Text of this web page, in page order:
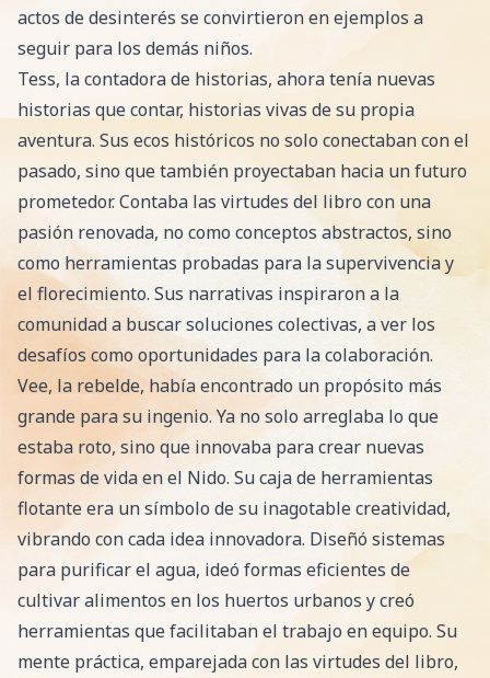
actos de desinterés se convirtieron en ejemplos a
seguir para los demás niños.
Tess, la contadora de historias, ahora tenía nuevas
historias que contar, historias vivas de su propia
aventura. Sus ecos históricos no solo conectaban con el
pasado, sino que también proyectaban hacia un futuro
prometedor. Contaba las virtudes del libro con una
pasión renovada, no como conceptos abstractos, sino
como herramientas probadas para la supervivencia y
el florecimiento. Sus narrativas inspiraron a la
comunidad a buscar soluciones colectivas, a ver los
desafíos como oportunidades para la colaboración.
Vee, la rebelde, había encontrado un propósito más
grande para su ingenio. Ya no solo arreglaba lo que
estaba roto, sino que innovaba para crear nuevas
formas de vida en el Nido. Su caja de herramientas
flotante era un símbolo de su inagotable creatividad,
vibrando con cada idea innovadora. Diseñó sistemas
para purificar el agua, ideó formas eficientes de
cultivar alimentos en los huertos urbanos y creó
herramientas que facilitaban el trabajo en equipo. Su
mente práctica, emparejada con las virtudes del libro,